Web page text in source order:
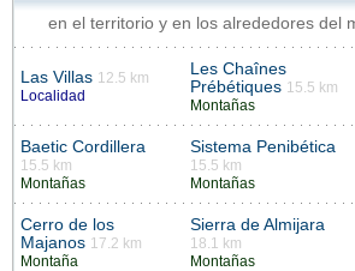
en el territorio y en los alrededores del
Las Villas 12.5 km
Localidad
Les Chaînes
Prébétiques 15.5 km
Montañas
Baetic Cordillera
15.5 km
Montañas
Sistema Penibética
15.5 km
Montañas
Cerro de los
Majanos 17.2 km
Montaña
Sierra de Almijara
18.1 km
Montañas